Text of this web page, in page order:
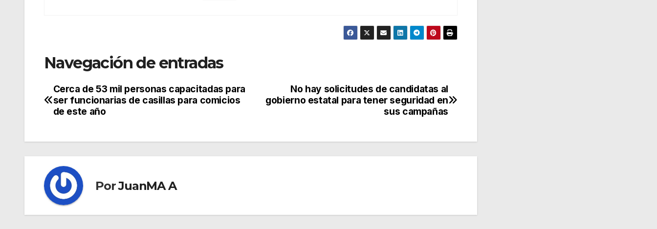
Navegación de entradas
No hay solicitudes de candidatas al
gobierno estatal para tener seguridad en
sus campañas
Cerca de 53 mil personas capacitadas para
ser funcionarias de casillas para comicios
de este año
PorJuanMA A